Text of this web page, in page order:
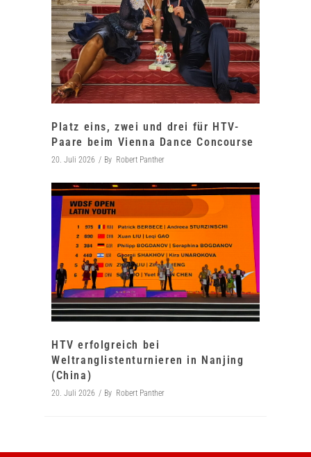
Platz eins, zwei und drei für HTV-
Paare beim Vienna Dance Concourse
20. Juli 2026 By Robert Panther
HTV erfolgreich bei
Weltranglistenturnieren in Nanjing
(China)
20. Juli 2026 By Robert Panther